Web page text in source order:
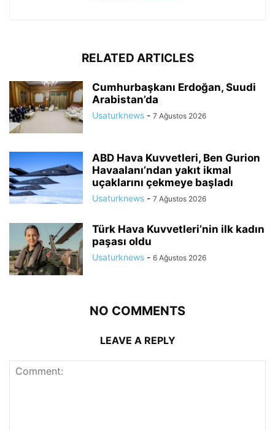
RELATED ARTICLES
Cumhurbaşkanı Erdoğan, Suudi
Arabistan’da
Usaturknews - 7 Ağustos 2026
ABD Hava Kuvvetleri, Ben Gurion
Havaalanı’ndan yakıt ikmal
uçaklarını çekmeye başladı
Usaturknews - 7 Ağustos 2026
Türk Hava Kuvvetleri’nin ilk kadın
paşası oldu
Usaturknews - 6 Ağustos 2026
NO COMMENTS
LEAVE A REPLY